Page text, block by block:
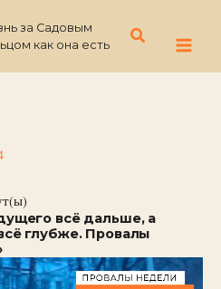
за Садовым
как она есть
Поиск
всё дальше, а
глубже. Провалы